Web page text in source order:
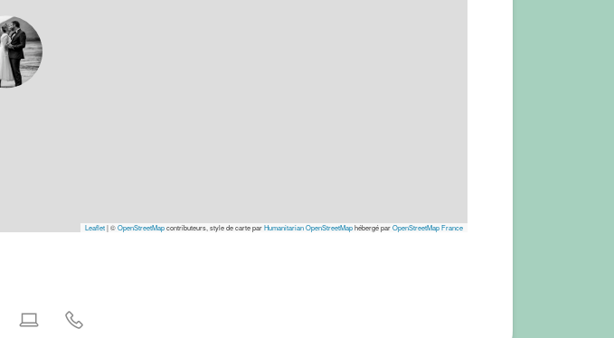
Leaflet|©OpenStreetMapcontributeurs, style de carte parHumanitarian OpenStreetMaphébergé parOpenStreetMap France